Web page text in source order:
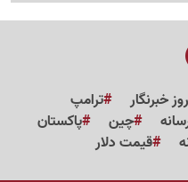
روز خبرنگار
ترامپ
چین
پاکستان
قیمت دلار